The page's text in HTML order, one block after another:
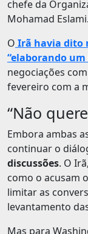
chefe da
Mohamad Eslami.
O Irã havia dito
“elaborando um
negociações
fevereiro com a
“Não
Embora ambas
continuar o
discussões. O
como o acusam
limitar as
levantamento
Mas para